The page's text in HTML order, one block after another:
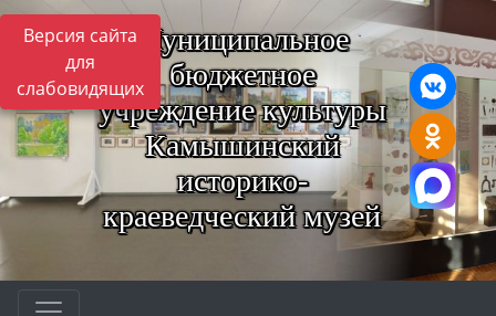
Версия сайта
для
слабовидящих
Муниципальное
бюджетное
учреждение культуры
Камышинский
историко-
краеведческий музей